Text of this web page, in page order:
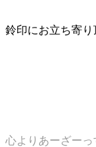
鈴印にお立ち寄り
心よりあーざー